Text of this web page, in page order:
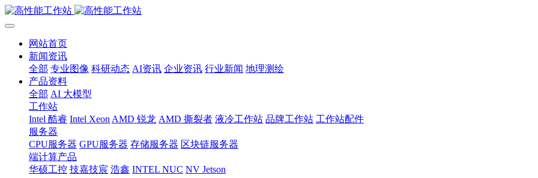
网站首页
新闻资讯
全部 专业图像 科研动态 AI资讯 企业资讯 行业新闻 地理测绘
产品资料
全部 AI 大模型
工作站
Intel 酷睿 Intel Xeon AMD 锐龙 AMD 撕裂者 液冷工作站 品牌工作站 工作站配件
服务器
CPU服务器 GPU服务器 存储服务器 区块链服务器
端计算产品
华硕工控 技嘉技宸 浩鑫 INTEL NUC NV Jetson